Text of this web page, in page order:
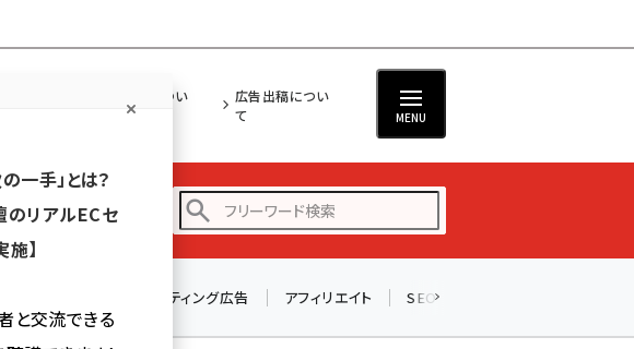
ネッ担につい
広告出稿につい
て
MENU
ベント から探す
リスティング広告 アフィリエイト SEO
一手」とは？
のリアルECセ
】
と交流できる